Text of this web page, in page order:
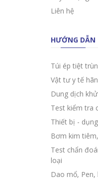
Liên hệ
HƯỚNG DẪN
Túi ép tiệt
Vật tư y tế
Dung dịch
Test kiểm tra
Thiết bị -
Bơm kim
Test chẩn
loại
Dao mổ, Pen,